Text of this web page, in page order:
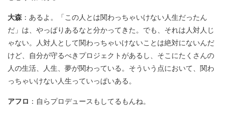
大森 ：あるよ。「この人とは関わっちゃいけない人生だったん
だ」は、やっぱりあるなと分かってきた。でも、それは人対人じ
ゃない。人対人として関わっちゃいけないことは絶対にないんだ
けど、自分が守るべきプロジェクトがあるし、そこにたくさんの
人の生活、人生、夢が関わっている。そういう点において、関わ
っちゃいけない人生っていっぱいある。
アフロ ：自らプロデュースもしてるもんね。